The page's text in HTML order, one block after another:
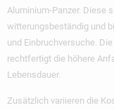
Aluminium-Panzer. Diese
witterungsbeständig und
und Einbruchversuche.
rechtfertigt die höhere
Lebensdauer.
Zusätzlich variieren die